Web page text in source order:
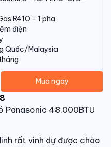
R410 - 1 pha
điện
Quốc/Malaysia
Mua ngay
Panasonic 48.000BTU
rất vinh dự được chào